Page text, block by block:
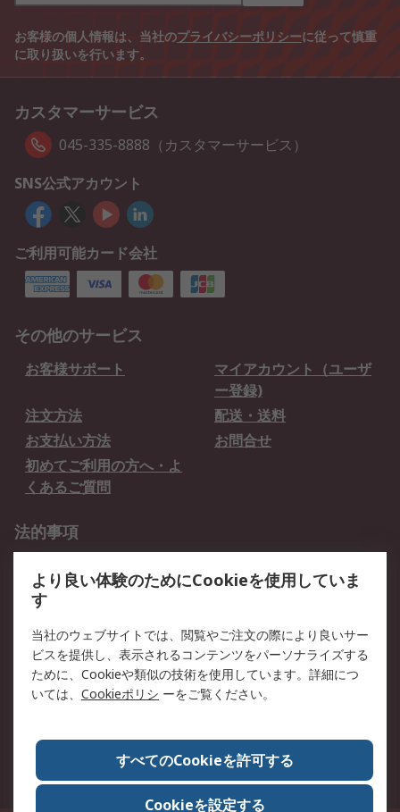
お客様の個人情報は、当社のプライバシーポリシーに従って慎重
に取り扱いを行います。
カスタマーサービス
045-335-8888（カスタマーサービス）
SNS公式アカウント
ご利用可能カード会社
その他のサービス
お客様サポート
マイアカウント（ユーザ
ー登録)
注文方法
配送・送料
お支払い方法
お問合せ
初めてご利用の方へ・よ
くあるご質問
法的事項
クッキーポリシー
RSについて
会社概要
採用情報
プレスリリース＆お知ら
コーポレートサイト
全世界のRS
RSの歴史
ESGへの取り組み（英語）
認証について
より良い体験のためにCookieを使用していま
す
当社のウェブサイトでは、閲覧やご注文の際により良いサー
ビスを提供し、表示されるコンテンツをパーソナライズする
ために、Cookieや類似の技術を使用しています。詳細につ
いては、 Cookieポリシ ーをご覧ください。
すべてのCookieを許可する
Cookieを設定する